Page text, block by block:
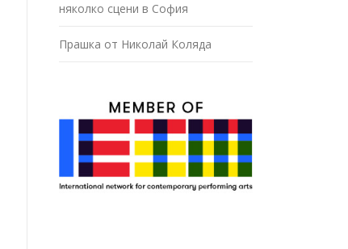
няколко сцени в София
Прашка от Николай Коляда